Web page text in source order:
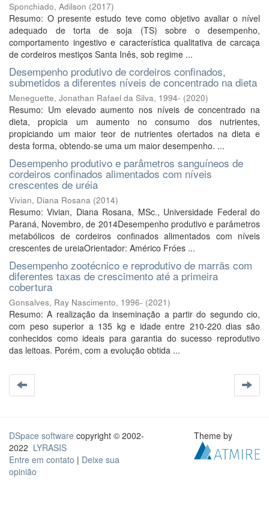
Sponchiado, Adilson (2017)
Resumo: O presente estudo teve como objetivo avaliar o nível
adequado de torta de soja (TS) sobre o desempenho,
comportamento ingestivo e característica qualitativa de carcaça
de cordeiros mestiços Santa Inês, sob regime ...
Desempenho produtivo de cordeiros confinados,
submetidos a diferentes níveis de concentrado na dieta
Meneguette, Jonathan Rafael da Silva, 1994- (2020)
Resumo: Um elevado aumento nos níveis de concentrado na
dieta, propicia um aumento no consumo dos nutrientes,
propiciando um maior teor de nutrientes ofertados na dieta e
desta forma, obtendo-se uma um maior desempenho. ...
Desempenho produtivo e parâmetros sanguíneos de
cordeiros confinados alimentados com níveis
crescentes de uréia
Vivian, Diana Rosana (2014)
Resumo: Vivian, Diana Rosana, MSc., Universidade Federal do
Paraná, Novembro, de 2014Desempenho produtivo e parâmetros
metabólicos de cordeiros confinados alimentados com níveis
crescentes de ureiaOrientador: Américo Fróes ...
Desempenho zootécnico e reprodutivo de marrãs com
diferentes taxas de crescimento até a primeira
cobertura
Gonsalves, Ray Nascimento, 1996- (2021)
Resumo: A realização da inseminação a partir do segundo cio,
com peso superior a 135 kg e idade entre 210-220 dias são
conhecidos como ideais para garantia do sucesso reprodutivo
das leitoas. Porém, com a evolução obtida ...
DSpace software copyright © 2002-
2022 LYRASIS
Entre em contato | Deixe sua
opinião
Theme by